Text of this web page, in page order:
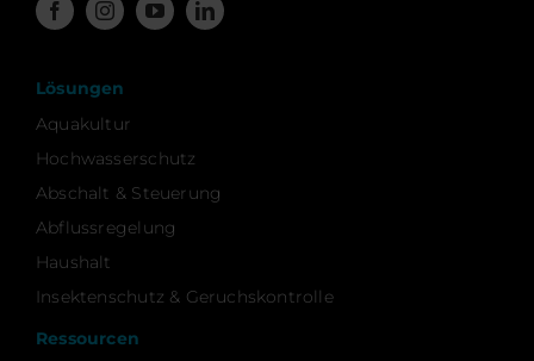
Lösungen
Aquakultur
Hochwasserschutz
Abschalt & Steuerung
Abflussregelung
Haushalt
Insektenschutz & Geruchskontrolle
Ressourcen